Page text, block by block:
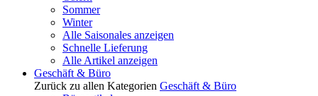
Sommer
Winter
Alle Saisonales anzeigen
Schnelle Lieferung
Alle Artikel anzeigen
Geschäft & Büro
Zurück zu allen Kategorien Geschäft & Büro